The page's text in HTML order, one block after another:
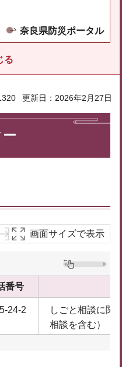
奈良県防災ポータル
る
更新日：2026年2月27日
画面サイズで表示
番号
24-2
しごと相談に関
相談を含む）